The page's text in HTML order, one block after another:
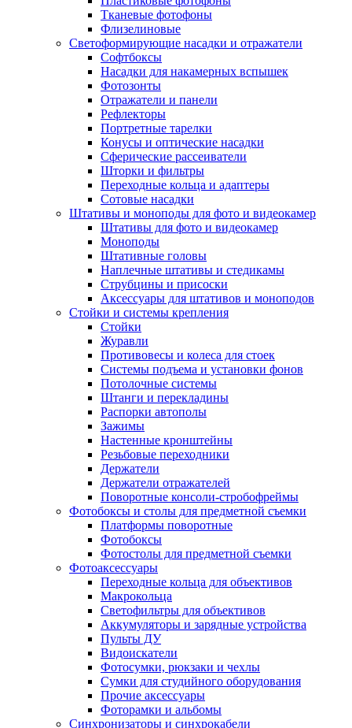
Тканевые фотофоны
Флизелиновые
Светоформирующие насадки и отражатели
Софтбоксы
Насадки для накамерных вспышек
Фотозонты
Отражатели и панели
Рефлекторы
Портретные тарелки
Конусы и оптические насадки
Сферические рассеиватели
Шторки и фильтры
Переходные кольца и адаптеры
Сотовые насадки
Штативы и моноподы для фото и видеокамер
Штативы для фото и видеокамер
Моноподы
Штативные головы
Наплечные штативы и стедикамы
Струбцины и присоски
Аксессуары для штативов и моноподов
Стойки и системы крепления
Стойки
Журавли
Противовесы и колеса для стоек
Системы подъема и установки фонов
Потолочные системы
Штанги и перекладины
Распорки автополы
Зажимы
Настенные кронштейны
Резьбовые переходники
Держатели
Держатели отражателей
Поворотные консоли-стробофреймы
Фотобоксы и столы для предметной съемки
Платформы поворотные
Фотобоксы
Фотостолы для предметной съемки
Фотоаксессуары
Переходные кольца для объективов
Макрокольца
Светофильтры для объективов
Аккумуляторы и зарядные устройства
Пульты ДУ
Видоискатели
Фотосумки, рюкзаки и чехлы
Сумки для студийного оборудования
Прочие аксессуары
Фоторамки и альбомы
Синхронизаторы и синхрокабели